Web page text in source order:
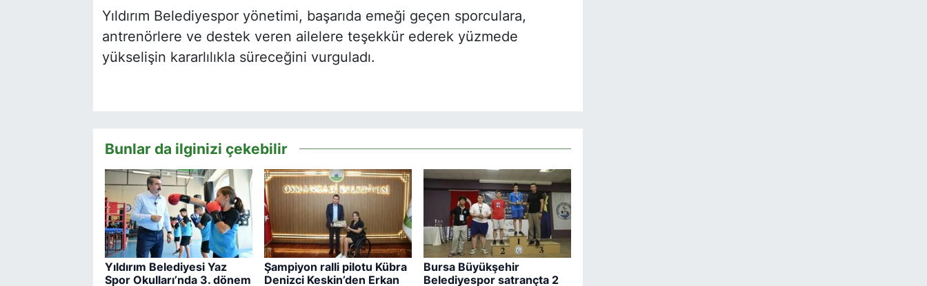
Yıldırım Belediyespor yönetimi, başarıda emeği geçen sporculara,
antrenörlere ve destek veren ailelere teşekkür ederek yüzmede
yükselişin kararlılıkla süreceğini vurguladı.
Bunlar da ilginizi çekebilir
Yıldırım Belediyesi Yaz
Spor Okulları’nda 3. dönem
Şampiyon ralli pilotu Kübra
Denizci Keskin’den Erkan
Bursa Büyükşehir
Belediyespor satrançta 2